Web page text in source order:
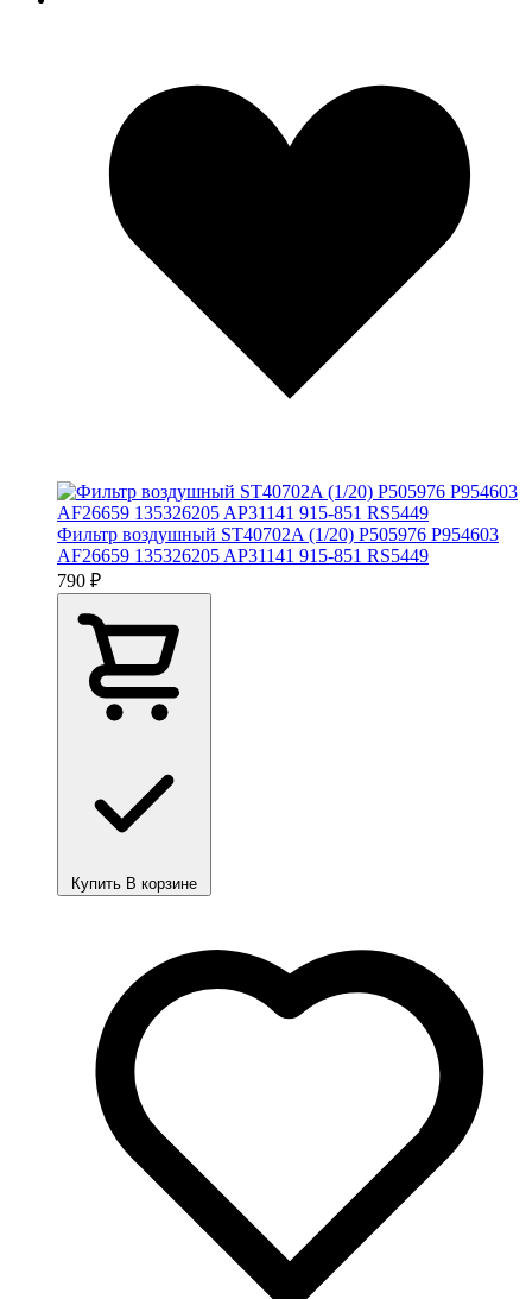
Фильтр воздушный ST40702A (1/20) P505976 P954603
AF26659 135326205 AP31141 915-851 RS5449
790 ₽
Купить В корзине